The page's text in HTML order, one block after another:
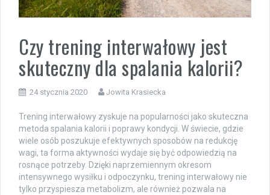
Czy trening interwałowy jest
skuteczny dla spalania kalorii?
24 stycznia 2020 Jowita Krasiecka
Trening interwałowy zyskuje na popularności jako skuteczna
metoda spalania kalorii i poprawy kondycji. W świecie, gdzie
wiele osób poszukuje efektywnych sposobów na redukcję
wagi, ta forma aktywności wydaje się być odpowiedzią na
rosnące potrzeby. Dzięki naprzemiennym okresom
intensywnego wysiłku i odpoczynku, trening interwałowy nie
tylko przyspiesza metabolizm, ale również pozwala na